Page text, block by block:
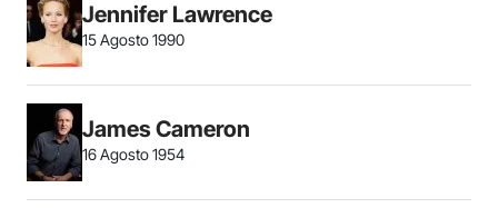
Jennifer Lawrence
15 Agosto 1990
James Cameron
16 Agosto 1954